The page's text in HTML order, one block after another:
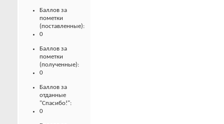
Баллов за
пометки
(поставленные):
0
Баллов за
пометки
(полученные):
0
Баллов за
отданные
"Спасибо!":
0